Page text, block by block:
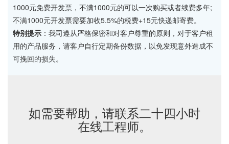
1000元免费开发票，不满1000元的可以一次购买或者续费多年;
不满1000元开发票需要加收5.5%的税费+15元快递邮寄费。
特别提示 ：我司遵从严格保密和对客户尊重的原则，对于客户租
用的产品服务，请客户自行定期备份数据，以免发现意外造成不
可挽回的损失。
如需要帮助，请联系二十四小时
在线工程师。